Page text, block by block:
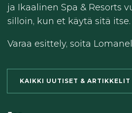
ja Ikaalinen Spa & Resorts
silloin, kun et käytä sitä itse.
Varaa esittely, soita
KAIKKI UUTISET & ARTIKKELIT